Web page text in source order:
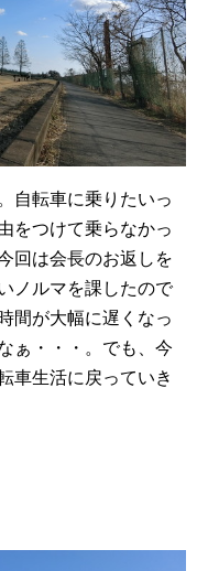
自転車に乗りたいっ
をつけて乗らなかっ
回は会長のお返しを
ノルマを課したので
間が大幅に遅くなっ
ぁ・・・。でも、今
車生活に戻っていき